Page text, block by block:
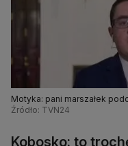
Motyka: pani marszałek
sprzeniewierzyła się
Źródło: TVN24
Kobosko: to